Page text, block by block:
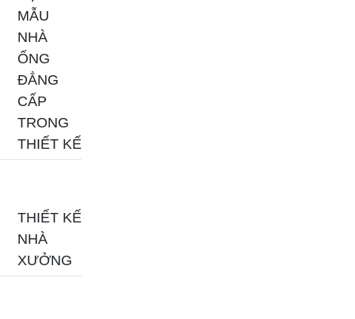
MẪU
NHÀ
ỐNG
ĐẲNG
CẤP
TRONG
THIẾT KẾ
THIẾT KẾ
NHÀ
XƯỞNG